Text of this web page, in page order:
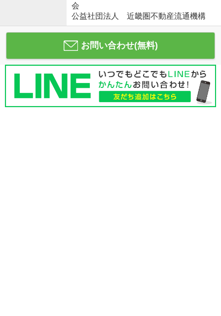
会
公益社団法人 近畿圏不動産流通機構
お問い合わせ(無料)